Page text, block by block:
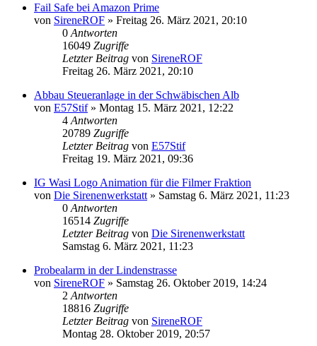
Fail Safe bei Amazon Prime
von SireneROF » Freitag 26. März 2021, 20:10
0 Antworten
16049 Zugriffe
Letzter Beitrag von SireneROF
Freitag 26. März 2021, 20:10
Abbau Steueranlage in der Schwäbischen Alb
von E57Stif» Montag 15. März 2021, 12:22
4 Antworten
20789 Zugriffe
Letzter Beitrag von E57Stif
Freitag 19. März 2021, 09:36
IG Wasi Logo Animation für die Filmer Fraktion
von Die Sirenenwerkstatt » Samstag 6. März 2021, 11:23
0 Antworten
16514 Zugriffe
Letzter Beitrag von Die Sirenenwerkstatt
Samstag 6. März 2021, 11:23
Probealarm in der Lindenstrasse
von SireneROF » Samstag 26. Oktober 2019, 14:24
2 Antworten
18816 Zugriffe
Letzter Beitrag von SireneROF
Montag 28. Oktober 2019, 20:57